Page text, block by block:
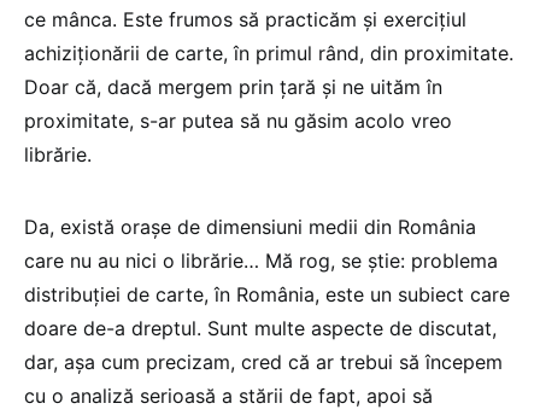
ce mânca. Este frumos să practicăm şi exerciţiul
achiziţionării de carte, în primul rând, din proximitate.
Doar că, dacă mergem prin ţară şi ne uităm în
proximitate, s-ar putea să nu găsim acolo vreo
librărie.
Da, există oraşe de dimensiuni medii din România
care nu au nici o librărie… Mă rog, se ştie: problema
distribuţiei de carte, în România, este un subiect care
doare de-a dreptul. Sunt multe aspecte de discutat,
dar, aşa cum precizam, cred că ar trebui să începem
cu o analiză serioasă a stării de fapt, apoi să